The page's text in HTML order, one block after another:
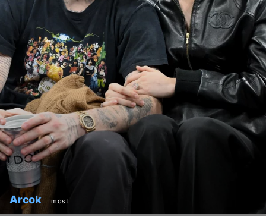
Arcok most